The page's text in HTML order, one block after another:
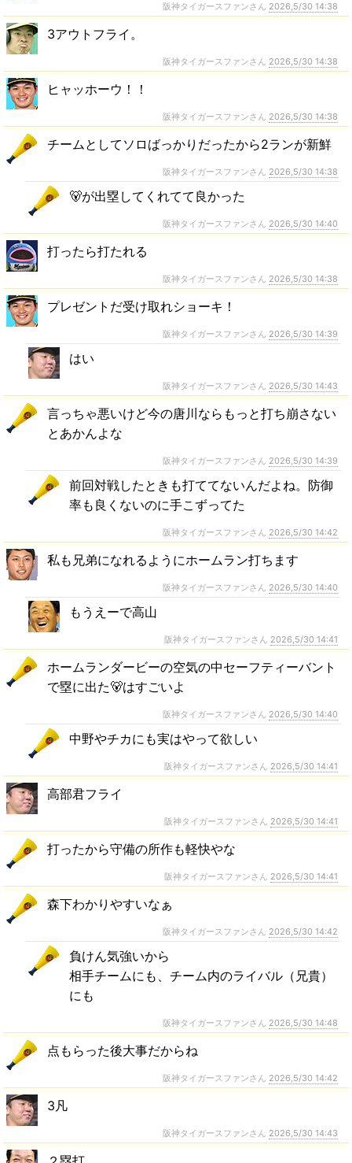
阪神タイガースファンさん 2026,5/30 14:38
3アウトフライ。
阪神タイガースファンさん 2026,5/30 14:38
ヒャッホーウ！！
阪神タイガースファンさん 2026,5/30 14:38
チームとしてソロばっかりだったから2ランが新鮮
阪神タイガースファンさん 2026,5/30 14:38
🐻が出塁してくれてて良かった
阪神タイガースファンさん 2026,5/30 14:40
打ったら打たれる
阪神タイガースファンさん 2026,5/30 14:38
プレゼントだ受け取れショーキ！
阪神タイガースファンさん 2026,5/30 14:39
はい
阪神タイガースファンさん 2026,5/30 14:43
言っちゃ悪いけど今の唐川ならもっと打ち崩さない
とあかんよな
阪神タイガースファンさん 2026,5/30 14:39
前回対戦したときも打ててないんだよね。防御
率も良くないのに手こずってた
阪神タイガースファンさん 2026,5/30 14:42
私も兄弟になれるようにホームラン打ちます
阪神タイガースファンさん 2026,5/30 14:40
もうえーで高山
阪神タイガースファンさん 2026,5/30 14:41
ホームランダービーの空気の中セーフティーバント
で塁に出た🐻はすごいよ
阪神タイガースファンさん 2026,5/30 14:40
中野やチカにも実はやって欲しい
阪神タイガースファンさん 2026,5/30 14:41
高部君フライ
阪神タイガースファンさん 2026,5/30 14:41
打ったから守備の所作も軽快やな
阪神タイガースファンさん 2026,5/30 14:41
森下わかりやすいなぁ
阪神タイガースファンさん 2026,5/30 14:42
負けん気強いから
相手チームにも、チーム内のライバル（兄貴）
にも
阪神タイガースファンさん 2026,5/30 14:48
点もらった後大事だからね
阪神タイガースファンさん 2026,5/30 14:42
3凡
阪神タイガースファンさん 2026,5/30 14:43